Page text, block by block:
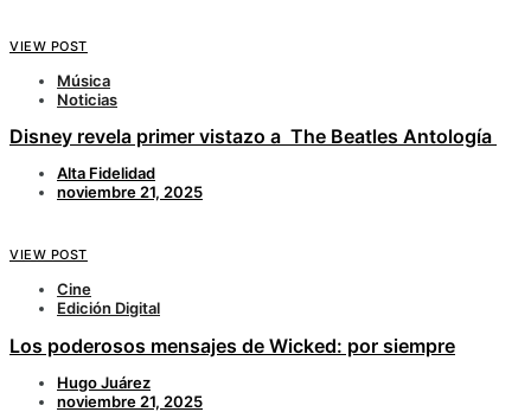
VIEW POST
Música
Noticias
Disney revela primer vistazo a The Beatles Antología
Alta Fidelidad
noviembre 21, 2025
VIEW POST
Cine
Edición Digital
Los poderosos mensajes de Wicked: por siempre
Hugo Juárez
noviembre 21, 2025